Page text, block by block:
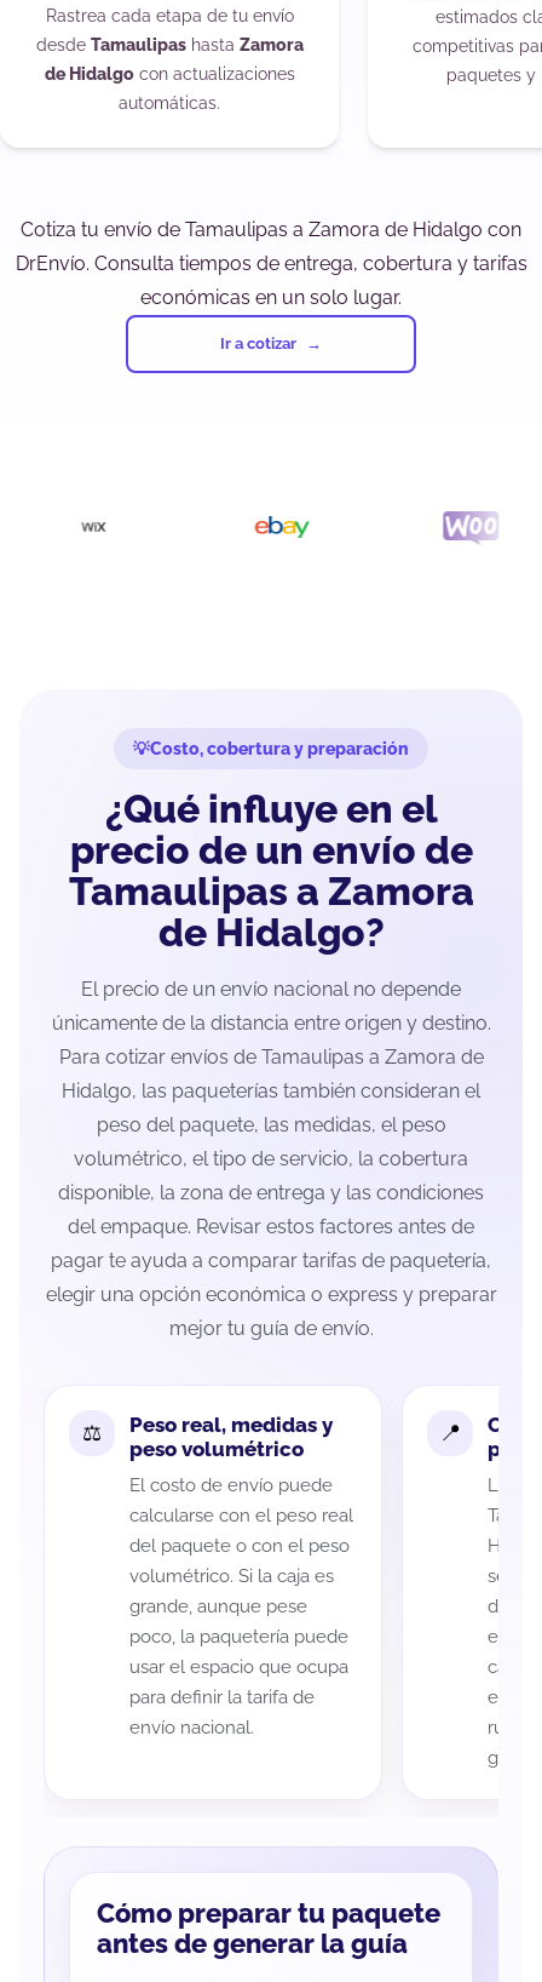
Rastrea cada etapa de tu envío
desde Tamaulipashasta Zamora
de Hidalgocon actualizaciones
automáticas.
estimados
competitivas
paquetes y
Cotiza tu envío de Tamaulipas a Zamora de Hidalgo con
DrEnvío. Consulta tiempos de entrega, cobertura y tarifas
económicas en un solo lugar.
Ir a cotizar
Costo, cobertura y preparación
¿Qué influye en el
precio de un envío de
Tamaulipas a Zamora
de Hidalgo?
El precio de un envío nacional no depende
únicamente de la distancia entre origen y destino.
Para cotizar envíos de Tamaulipas a Zamora de
Hidalgo, las paqueterías también consideran el
peso del paquete, las medidas, el peso
volumétrico, el tipo de servicio, la cobertura
disponible, la zona de entrega y las condiciones
del empaque. Revisar estos factores antes de
pagar te ayuda a comparar tarifas de paquetería,
elegir una opción económica o express y preparar
mejor tu guía de envío.
Peso real, medidas y
peso volumétrico
El costo de envío puede
calcularse con el peso real
del paquete o con el peso
volumétrico. Si la caja es
grande, aunque pese
poco, la paquetería puede
usar el espacio que ocupa
para definir la tarifa de
envío nacional.
La
de
cada
es
ruta
guía
Cómo preparar tu paquete
antes de generar la guía